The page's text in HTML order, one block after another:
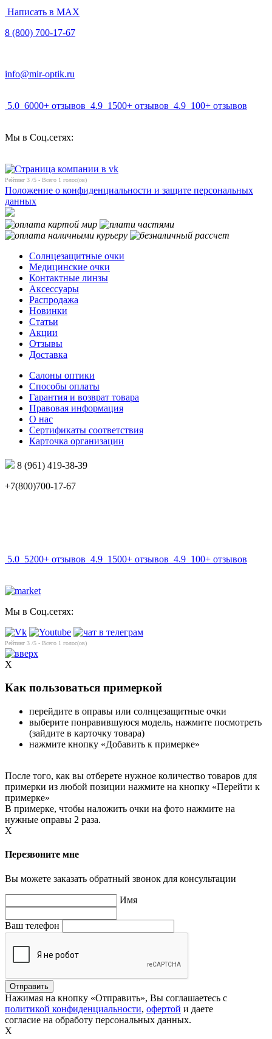
Написать в MAX
8 (800) 700-17-67
info@mir-optik.ru
5.0 6000+ отзывов 4.9 1500+ отзывов 4.9 100+ отзывов
Мы в Соц.сетях:
Рейтинг 3 /5 - Всего 1 голос(ов)
Положение о конфиденциальности и защите персональных
данных
Солнцезащитные очки
Медицинские очки
Контактные линзы
Аксессуары
Распродажа
Новинки
Статьи
Акции
Отзывы
Доставка
Салоны оптики
Способы оплаты
Гарантия и возврат товара
Правовая информация
О нас
Сертификаты соответствия
Карточка организации
8 (961) 419-38-39
+7(800)700-17-67
5.0 5200+ отзывов 4.9 1500+ отзывов 4.9 100+ отзывов
Мы в Соц.сетях:
Рейтинг 3 /5 - Всего 1 голос(ов)
X
Как пользоваться примеркой
перейдите в оправы или солнцезащитные очки
выберите понравившуюся модель, нажмите посмотреть
(зайдите в карточку товара)
нажмите кнопку «Добавить к примерке»
После того, как вы отберете нужное количество товаров для
примерки из любой позиции нажмите на кнопку «Перейти к
примерке»
В примерке, чтобы наложить очки на фото нажмите на
нужные оправы 2 раза.
X
Перезвоните мне
Вы можете заказать обратный звонок для консультации
Имя
Ваш телефон
Нажимая на кнопку «Отправить», Вы соглашаетесь с
политикой конфиденциальности, офертой и даете
согласие на обработу персональных данных.
X